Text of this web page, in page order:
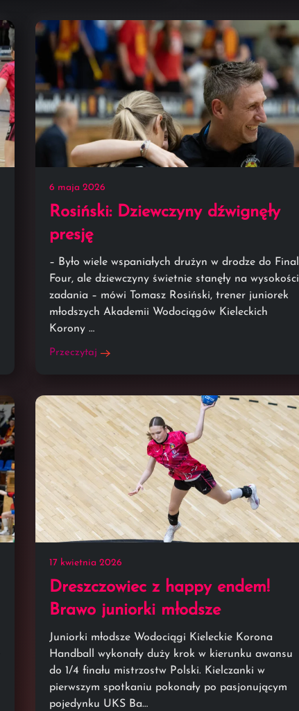
6 maja 2026
Rosiński: Dziewczyny dźwignęły
presję
– Było wiele wspaniałych drużyn w drodze do Final
Four, ale dziewczyny świetnie stanęły na wysokości
zadania – mówi Tomasz Rosiński, trener juniorek
młodszych Akademii Wodociągów Kieleckich
Korony …
Przeczytaj
17 kwietnia 2026
Dreszczowiec z happy endem!
Brawo juniorki młodsze
Juniorki młodsze Wodociągi Kieleckie Korona
Handball wykonały duży krok w kierunku awansu
do 1/4 finału mistrzostw Polski. Kielczanki w
pierwszym spotkaniu pokonały po pasjonującym
pojedynku UKS Ba…